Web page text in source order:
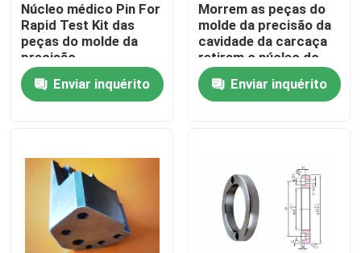
Contacte-nos
Peça umas citações
Peças plásticas da modelagem por injeção
Pinos e luvas do ejetor
Núcleo médico Pin For
Rapid Test Kit das
peças do molde da
precisão
Enviar inquérito
Morrem as peças do
molde da precisão da
cavidade da carcaça
retiram o núcleo do
trabalho feito com
ferramentas do dado
Enviar inquérito